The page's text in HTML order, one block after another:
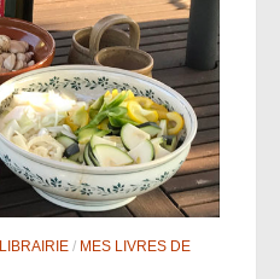
LIBRAIRIE / MES LIVRES DE